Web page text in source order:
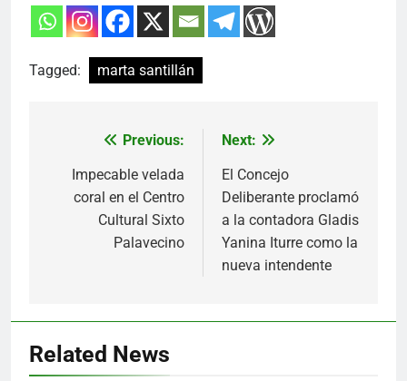
Tagged: marta santillán
Navegación
entradas
Previous:
Impecable velada
coral en el Centro
Cultural Sixto
Palavecino
Next:
El Concejo
Deliberante proclamó
a la contadora Gladis
Yanina Iturre como la
nueva intendente
Related News